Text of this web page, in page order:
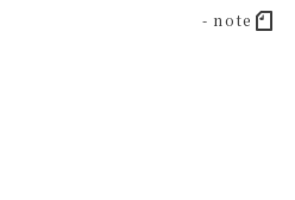
- note